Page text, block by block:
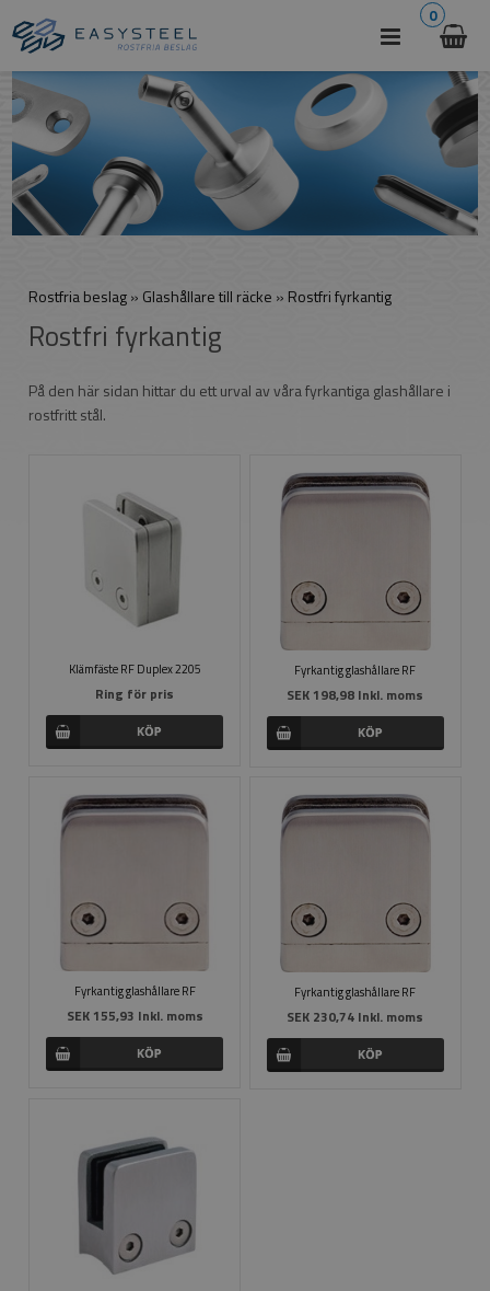
0
Rostfria beslag» Glashållare till räcke » Rostfri fyrkantig
Rostfri fyrkantig
På den här sidan hittar du ett urval av våra fyrkantiga glashållare i
rostfritt stål.
Klämfäste RF Duplex 2205
Ring för pris
Fyrkantig glashållare RF
SEK 198,98 Inkl. moms
Fyrkantig glashållare RF
SEK 155,93 Inkl. moms
Fyrkantig glashållare RF
SEK 230,74 Inkl. moms